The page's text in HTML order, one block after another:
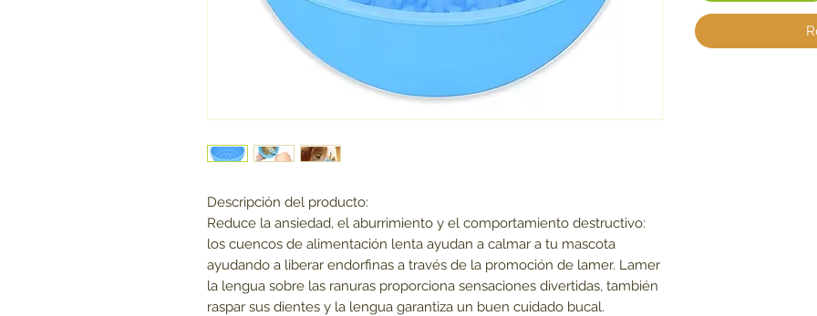
Descripción del producto:
Reduce la ansiedad, el aburrimiento y el comportamiento destructivo:
los cuencos de alimentación lenta ayudan a calmar a tu mascota
ayudando a liberar endorfinas a través de la promoción de lamer. Lamer
la lengua sobre las ranuras proporciona sensaciones divertidas, también
raspar sus dientes y la lengua garantiza un buen cuidado bucal.